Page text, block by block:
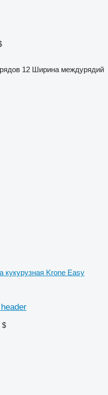
12 Ширина междурядий
кукурузная Krone Easy
$